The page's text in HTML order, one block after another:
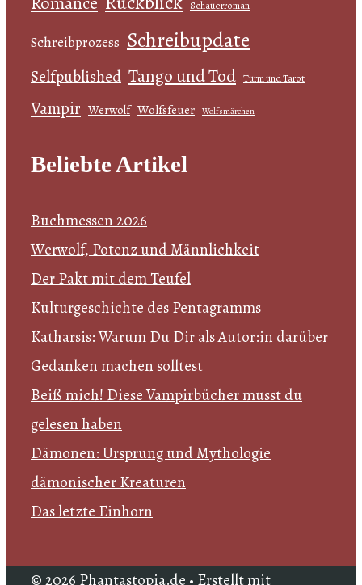
Schauerroman
Schreibprozess Schreibupdate
Selfpublished Tango und Tod Turm und Tarot
Vampir Werwolf Wolfsfeuer Wolfsmärchen
Beliebte Artikel
Buchmessen 2026
Werwolf, Potenz und Männlichkeit
Der Pakt mit dem Teufel
Kulturgeschichte des Pentagramms
Katharsis: Warum Du Dir als Autor:in darüber
Gedanken machen solltest
Beiß mich! Diese Vampirbücher musst du
gelesen haben
Dämonen: Ursprung und Mythologie
dämonischer Kreaturen
Das letzte Einhorn
© 2026 Phantastopia.de • Erstellt mit